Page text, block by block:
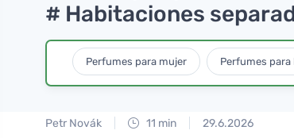
# Habitaciones
Perfumes para mujer Perfumes para
Petr Novák 11 min 29.6.2026